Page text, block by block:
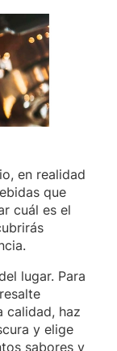
en realidad
que
cuál es el
lugar. Para
calidad, haz
y elige
sabores y